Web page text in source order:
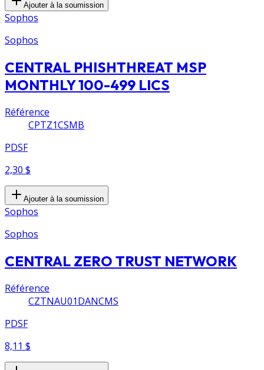
Ajouter à la soumission
Sophos
Sophos
CENTRAL PHISHTHREAT MSP
MONTHLY 100-499 LICS
Référence
CPTZ1CSMB
PDSF
2,30 $
Ajouter à la soumission
Sophos
Sophos
CENTRAL ZERO TRUST NETWORK
Référence
CZTNAU01DANCMS
PDSF
8,11 $